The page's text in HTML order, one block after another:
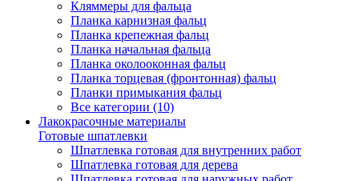
Кляммеры для фальца
Планка карнизная фальц
Планка крепежная фальц
Планка начальная фальца
Планка околооконная фальц
Планка торцевая (фронтонная) фальц
Планки примыкания фальц
Все категории (10)
Лакокрасочные материалы
Готовые шпатлевки
Шпатлевка готовая для внутренних работ
Шпатлевка готовая для дерева